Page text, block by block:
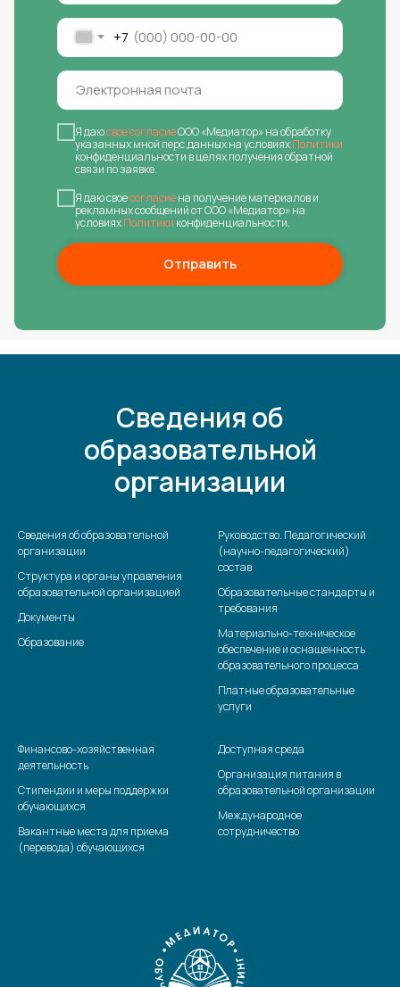
+7
Я даюсвое согласиеООО «Медиатор» на обработку
указанных мной перс.данных на условияхПолитики
конфиденциальности в целях получения обратной
связи по заявке.
Я даю своесогласиена получение материалов и
рекламных сообщений от ООО «Медиатор» на
условияхПолитики конфиденциальности.
Отправить
Сведения об
образовательной
организации
Сведения об образовательной
организации
Структура и органы управления
образовательной организацией
Документы
Образование
Руководство. Педагогический
(научно-педагогический)
состав
Образовательные стандарты и
требования
Материально-техническое
обеспечение и оснащенность
образовательного процесса
Платные образовательные
услуги
Финансово-хозяйственная
деятельность
Стипендии и меры поддержки
обучающихся
Вакантные места для приема
(перевода) обучающихся
Доступная среда
Организация питания в
образовательной организации
Международное
сотрудничество